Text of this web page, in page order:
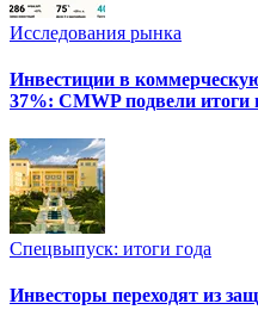
Исследования рынка
Инвестиции в
37%: CMWP подвели итоги
Спецвыпуск: итоги года
Инвесторы переходят из